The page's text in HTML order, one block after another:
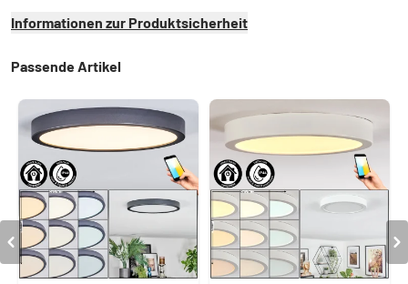
Informationen zur Produktsicherheit
Passende Artikel